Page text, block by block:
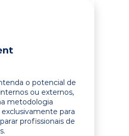
o potencial de
ou externos,
metodologia
para
profissionais de